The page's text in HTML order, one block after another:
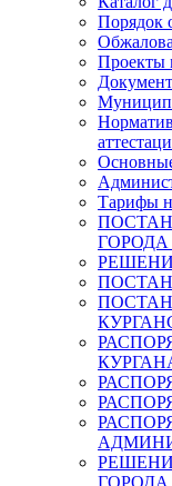
Порядок
Проекты
Тарифы
ГОРОДА
ГОРОДА